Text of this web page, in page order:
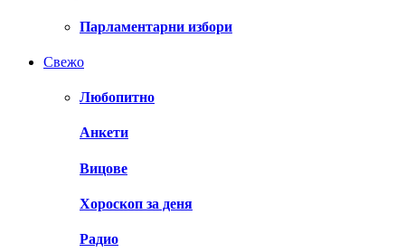
Парламентарни избори
Свежо
Любопитно
Анкети
Вицове
Хороскоп за деня
Радио